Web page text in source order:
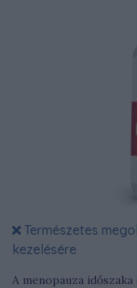
Természetes
kezelésére
A menopauza